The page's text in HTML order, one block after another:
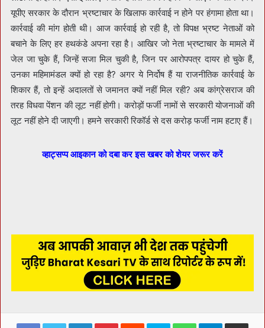
यूपीए सरकार के दौरान भ्रष्टाचार के खिलाफ कार्रवाई न होने पर हंगामा होता था।
कार्रवाई की मांग होती थी। आज कार्रवाई हो रही है, तो विपक्ष भ्रष्ट नेताओं को
बचाने के लिए हर हथकंडे अपना रहा है। आखिर जो नेता भ्रष्टाचार के मामले में
जेल जा चुके हैं, जिन्हें सजा मिल चुकी है, जिन पर आरोपपत्र दायर हो चुके हैं,
उनका महिमामंडल क्यों हो रहा है? अगर ये निर्दोष हैं या राजनीतिक कार्रवाई के
शिकार हैं, तो इन्हें अदालतों से जमानत क्यों नहीं मिल रही? अब कांग्रेसराज की
तरह विधवा पेंशन की लूट नहीं होगी। करोड़ों फर्जी नामों से सरकारी योजनाओं की
लूट नहीं होने दी जाएगी। हमने सरकारी रिकॉर्ड से दस करोड़ फर्जी नाम हटाए हैं।
व्हाट्सप्प आइकान को दबा कर इस खबर को शेयर जरूर करें
FacebookTwitterLinkedInPinterestReddit Skype WhatsAppTelegramShare via